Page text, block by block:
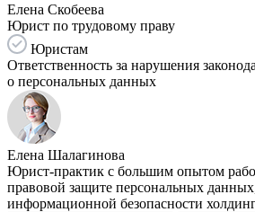
Елена Скобеева
Юрист по трудовому праву
Юристам
Ответственность за нарушения
о персональных данных
Елена Шалагинова
Юрист-практик с большим опытом
правовой защите персональных
информационной безопасности